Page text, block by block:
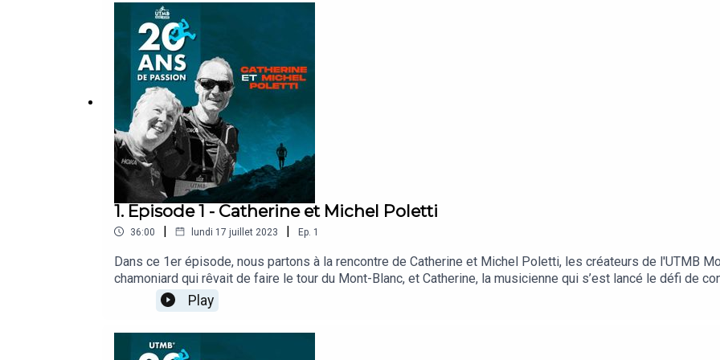
1. Episode 1 - Catherine et Michel Poletti
36:00 | lundi 17 juillet 2023 | Ep. 1
Dans ce 1er épisode, nous partons à la rencontre de Catherine et Michel Poletti, les créateurs de l'UTMB
chamoniard qui rêvait de faire le tour du Mont-Blanc, et Catherine, la musicienne qui s’est lancé le défi de
conversation spontanée, sincère et passionnée !Ils reviendront sur les débuts de l'aventure : 1 pari fou
travers la France, la Suisse et l'Italie- qui s'est très vite transformé en aventure familiale.Ils évoqueront
parleront aussi de l'environnement, des actions concrètes mises en place sur les épreuves et plus
Play